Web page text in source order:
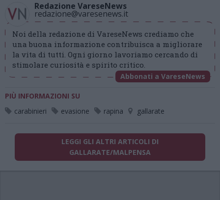
Redazione VareseNews
redazione@varesenews.it
Noi della redazione di VareseNews crediamo che
una buona informazione contribuisca a migliorare
la vita di tutti. Ogni giorno lavoriamo cercando di
stimolare curiosità e spirito critico.
Abbonati a VareseNews
PIÙ INFORMAZIONI SU
carabinieri
evasione rapina gallarate
LEGGI GLI ALTRI ARTICOLI DI
GALLARATE/MALPENSA